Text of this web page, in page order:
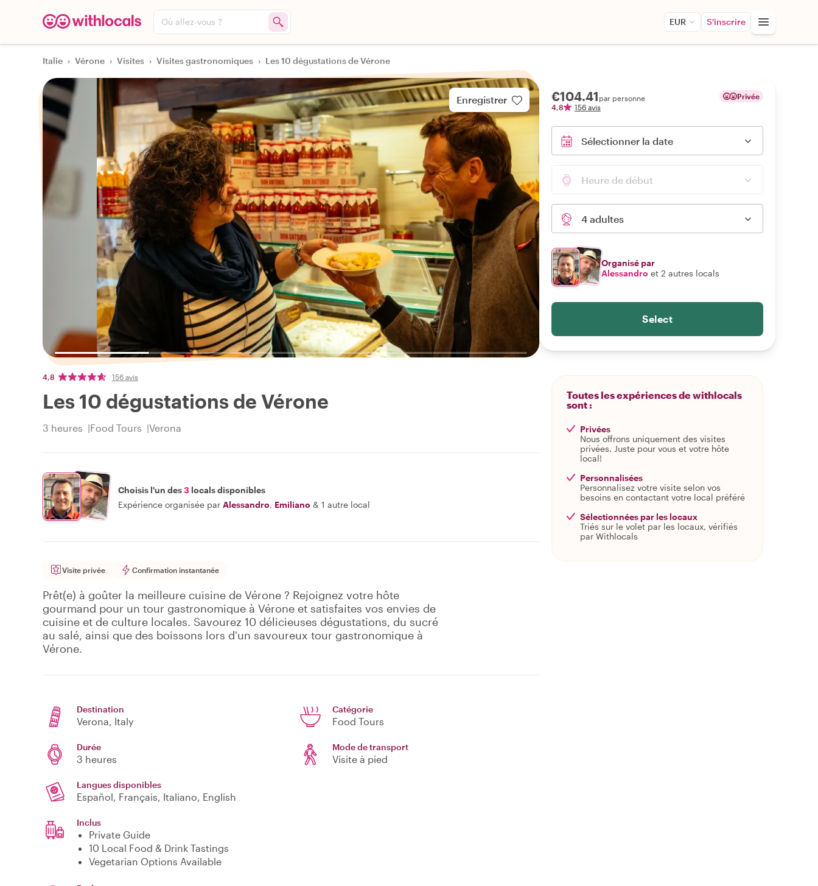
Où allez-vous ? EUR S'inscrire
Italie › Vérone › Visites › Visites gastronomiques › Les 10 dégustations de Vérone
Enregistrer
4,8 156 avis
Les 10 dégustations de Vérone
3 heures Food Tours Verona
Choisis l'un des3 locals disponibles
Expérience organisée par Alessandro, Emiliano & 1 autre local
Visite privée Confirmation instantanée
Prêt(e) à goûter la meilleure cuisine de Vérone ? Rejoignez votre hôte
gourmand pour un tour gastronomique à Vérone et satisfaites vos envies de
cuisine et de culture locales. Savourez 10 délicieuses dégustations, du sucré
au salé, ainsi que des boissons lors d'un savoureux tour gastronomique à
Vérone.
Destination
Verona, Italy
Catégorie
Food Tours
Durée
3 heures
Mode de transport
Visite à pied
Langues disponibles
Español, Français, Italiano, English
Inclus
Private Guide
10 Local Food & Drink Tastings
Vegetarian Options Available
€104.41 par personne
4,8
156 avis
Privée
Sélectionner la date
Heure de début
4 adultes
Organisé par
Alessandro et 2 autres locals
Select
Toutes les expériences de withlocals
sont :
Privées
Nous offrons uniquement des visites
privées. Juste pour vous et votre hôte
local!
Personnalisées
Personnalisez votre visite selon vos
besoins en contactant votre local préféré
Sélectionnées par les locaux
Triés sur le volet par les locaux, vérifiés
par Withlocals